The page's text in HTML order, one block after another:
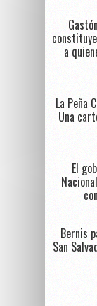
a
La Peña
Una
El
Bernis
San